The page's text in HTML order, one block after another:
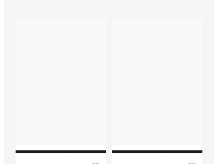
CLOSE CLOSE